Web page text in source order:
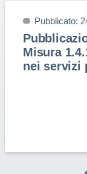
Pubblicato:
Misura
nei servizi